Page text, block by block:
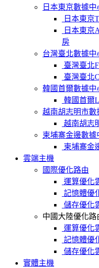
日本東京數據中
日本東京
日本東京
房
台灣臺北數據中
臺灣臺北
臺灣臺北
韓國首爾數據中
韓國首爾
越南胡志明市數
越南胡志
柬埔寨金邊數據
柬埔寨金
雲端主機
國際優化路由
運算優化
記憶體優
儲存優化
中國大陸優化路
運算優化
記憶體優
儲存優化
實體主機